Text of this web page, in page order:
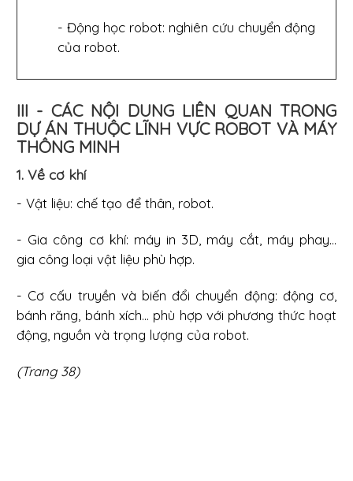
- Động học robot: nghiên cứu chuyển động
của robot.
III - CÁC NỘI DUNG LIÊN QUAN TRONG
DỰ ÁN THUỘC LĨNH VỰC ROBOT VÀ MÁY
THÔNG MINH
1. Về cơ khí
- Vật liệu: chế tạo để thân, robot.
- Gia công cơ khí: máy in 3D, máy cắt, máy phay...
gia công loại vật liệu phù hợp.
- Cơ cấu truyền và biến đổi chuyển động: động cơ,
bánh răng, bánh xích... phù hợp với phương thức hoạt
động, nguồn và trọng lượng của robot.
(Trang 38)